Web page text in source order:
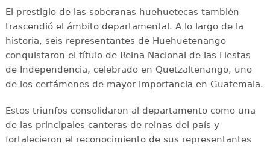
El prestigio de las soberanas huehuetecas también
trascendió el ámbito departamental. A lo largo de la
historia, seis representantes de Huehuetenango
conquistaron el título de Reina Nacional de las Fiestas
de Independencia, celebrado en Quetzaltenango, uno
de los certámenes de mayor importancia en Guatemala.
Estos triunfos consolidaron al departamento como una
de las principales canteras de reinas del país y
fortalecieron el reconocimiento de sus representantes